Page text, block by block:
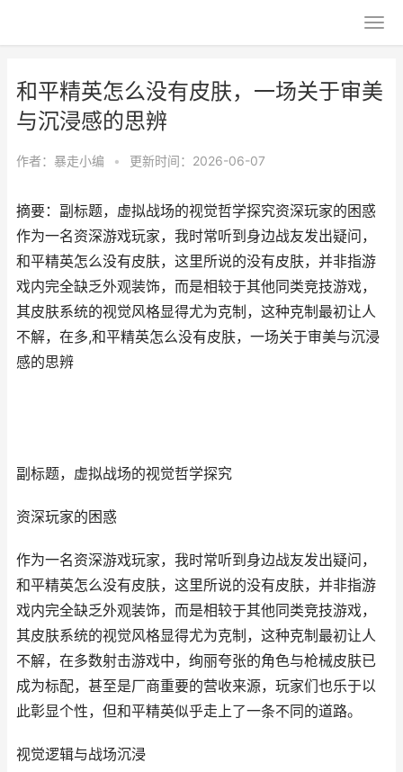
和平精英怎么没有皮肤，一场关于审美
与沉浸感的思辨
作者： 暴走小编 • 更新时间：2026-06-07
摘要：副标题，虚拟战场的视觉哲学探究资深玩家的困惑
作为一名资深游戏玩家，我时常听到身边战友发出疑问，
和平精英怎么没有皮肤，这里所说的没有皮肤，并非指游
戏内完全缺乏外观装饰，而是相较于其他同类竞技游戏，
其皮肤系统的视觉风格显得尤为克制，这种克制最初让人
不解，在多,和平精英怎么没有皮肤，一场关于审美与沉浸
感的思辨
副标题，虚拟战场的视觉哲学探究
资深玩家的困惑
作为一名资深游戏玩家，我时常听到身边战友发出疑问，
和平精英怎么没有皮肤，这里所说的没有皮肤，并非指游
戏内完全缺乏外观装饰，而是相较于其他同类竞技游戏，
其皮肤系统的视觉风格显得尤为克制，这种克制最初让人
不解，在多数射击游戏中，绚丽夸张的角色与枪械皮肤已
成为标配，甚至是厂商重要的营收来源，玩家们也乐于以
此彰显个性，但和平精英似乎走上了一条不同的道路。
视觉逻辑与战场沉浸